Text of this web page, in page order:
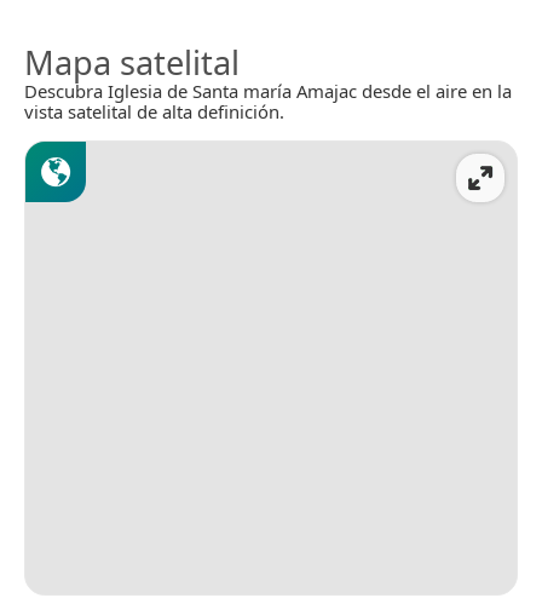
Mapa satelital
Descubra Iglesia de Santa maría Amajac desde el aire en la
vista satelital de alta definición.